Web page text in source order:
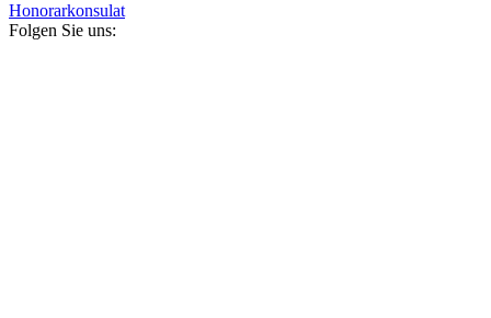
Honorarkonsulat
Folgen Sie uns: